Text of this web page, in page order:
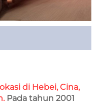
di Hebei, Cina,
Pada tahun 2001